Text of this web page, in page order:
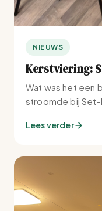
NIEUWS
Kerstviering:
Wat was het een
stroomde bij Set-
Lees verder